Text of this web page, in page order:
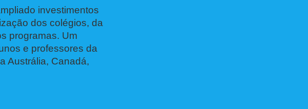
investimentos
dos colégios, da
programas. Um
e professores da
Austrália, Canadá,